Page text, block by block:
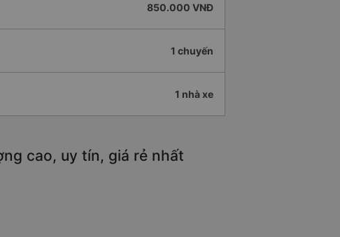
850.000 VNĐ
1 chuyến
1 nhà xe
cao, uy tín, giá rẻ nhất